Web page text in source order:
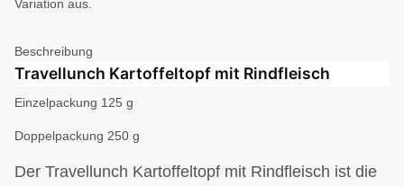
Variation aus.
Beschreibung
Travellunch Kartoffeltopf mit Rindfleisch
Einzelpackung 125 g
Doppelpackung 250 g
Der Travellunch Kartoffeltopf mit Rindfleisch ist die